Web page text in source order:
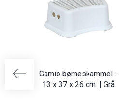
Gamio børneskammel -
13 x 37 x 26 cm. | Grå